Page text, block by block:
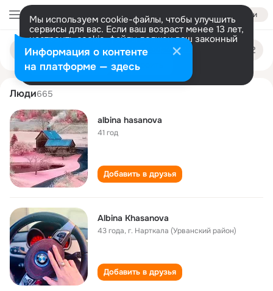
Войти
Мы используем cookie-файлы, чтобы улучшить
сервисы для вас. Если ваш возраст менее 13 лет,
настроить cookie-файлы должен ваш законный
представитель. Больше информации
Разрешить все Настроить
Поиск
людям
albina khasanova
Люди665
albina hasanova
41 год
Добавить в друзья
Albina Khasanova
43 года,г. Нарткала (Урванский район)
Добавить в друзья
Информация о контенте
на платформе — здесь